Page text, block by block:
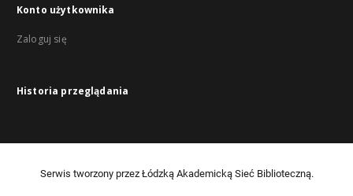
Konto użytkownika
Zaloguj się
Historia przeglądania
Serwis tworzony przez Łódzką Akademicką Sieć Biblioteczną.